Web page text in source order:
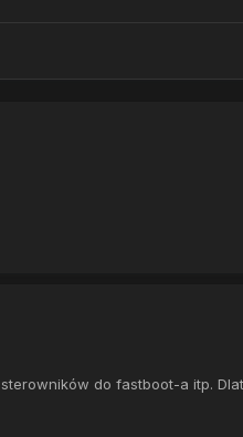
do fastboot-a itp.